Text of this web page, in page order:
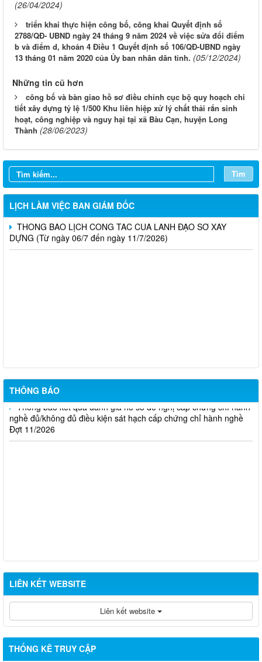
(26/04/2024)
triển khai thực hiện công bố, công khai Quyết định số
2788/QĐ- UBND ngày 24 tháng 9 năm 2024 về việc sửa đổi điểm
b và điểm d, khoản 4 Điều 1 Quyết định số 106/QĐ-UBND ngày
13 tháng 01 năm 2020 của Ủy ban nhân dân tỉnh. (05/12/2024)
Những tin cũ hơn
công bố và bàn giao hồ sơ điều chỉnh cục bộ quy hoạch chi
tiết xây dựng tỷ lệ 1/500 Khu liên hiệp xử lý chất thải rắn sinh
hoạt, công nghiệp và nguy hại tại xã Bàu Cạn, huyện Long
Thành (28/06/2023)
Tìm
LỊCH LÀM VIỆC BAN GIÁM ĐỐC
LỊCH CÔNG TÁC CỦA LÃNH ĐẠO SỞ XÂY DỰNG (Từ ngày
03/8 đến ngày 08/8/2026)
THÔNG BÁO LỊCH CÔNG TÁC CỦA LÃNH ĐẠO SỞ XÂY
DỰNG (Từ ngày 27/7 đến ngày 31/7/2026)
THÔNG BÁO LỊCH CÔNG TÁC CỦA LÃNH ĐẠO SỞ XÂY
DỰNG (Từ ngày 20/7 đến ngày 25/7/2026)
THÔNG BÁO LỊCH CÔNG TÁC CỦA LÃNH ĐẠO SỞ XÂY
DỰNG (Từ ngày 06/7 đến ngày 11/7/2026)
THÔNG BÁO
nghề đủ/không đủ điều kiện sát hạch cấp chứng chỉ hành nghề
Đợt 10/2026
Thông báo kết quả đánh giá hồ sơ đề nghị cấp chứng chỉ hành
nghề đủ/không đủ điều kiện sát hạch cấp chứng chỉ hành nghề
Đợt 11/2026
LIÊN KẾT WEBSITE
Liên kết website
THỐNG KÊ TRUY CẬP